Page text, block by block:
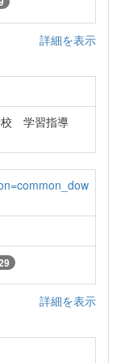
詳細を表示
学習指導
詳細を表示